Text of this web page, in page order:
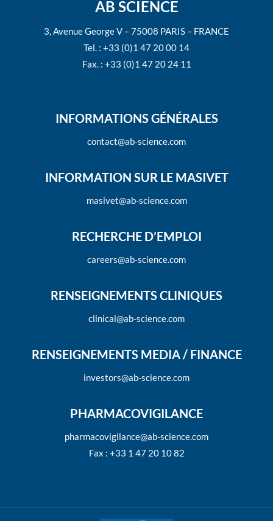
AB SCIENCE
3, Avenue George V – 75008 PARIS – FRANCE
Tel. : +33 (0)1 47 20 00 14
Fax. : +33 (0)1 47 20 24 11
INFORMATIONS GÉNÉRALES
contact@ab-science.com
INFORMATION SUR LE MASIVET
masivet@ab-science.com
RECHERCHE D’EMPLOI
careers@ab-science.com
RENSEIGNEMENTS CLINIQUES
clinical@ab-science.com
RENSEIGNEMENTS MEDIA / FINANCE
investors@ab-science.com
PHARMACOVIGILANCE
pharmacovigilance@ab-science.com
Fax : +33 1 47 20 10 82